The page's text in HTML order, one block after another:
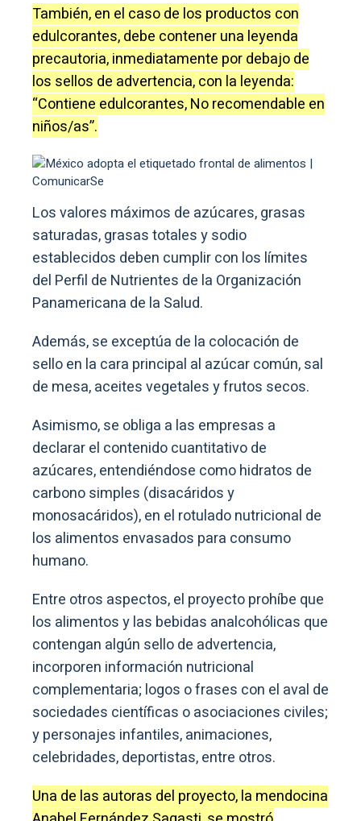
También, en el caso de los productos con
edulcorantes, debe contener una leyenda
precautoria, inmediatamente por debajo de
los sellos de advertencia, con la leyenda:
“Contiene edulcorantes, No recomendable en
niños/as”.
Los valores máximos de azúcares, grasas
saturadas, grasas totales y sodio
establecidos deben cumplir con los límites
del Perfil de Nutrientes de la Organización
Panamericana de la Salud.
Además, se exceptúa de la colocación de
sello en la cara principal al azúcar común, sal
de mesa, aceites vegetales y frutos secos.
Asimismo, se obliga a las empresas a
declarar el contenido cuantitativo de
azúcares, entendiéndose como hidratos de
carbono simples (disacáridos y
monosacáridos), en el rotulado nutricional de
los alimentos envasados para consumo
humano.
Entre otros aspectos, el proyecto prohíbe que
los alimentos y las bebidas analcohólicas que
contengan algún sello de advertencia,
incorporen información nutricional
complementaria; logos o frases con el aval de
sociedades científicas o asociaciones civiles;
y personajes infantiles, animaciones,
celebridades, deportistas, entre otros.
Una de las autoras del proyecto, la mendocina